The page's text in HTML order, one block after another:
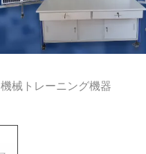
機械トレーニング機器